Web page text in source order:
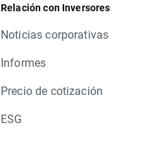
Relación con Inversores
Noticias corporativas
Informes
Precio de cotización
ESG